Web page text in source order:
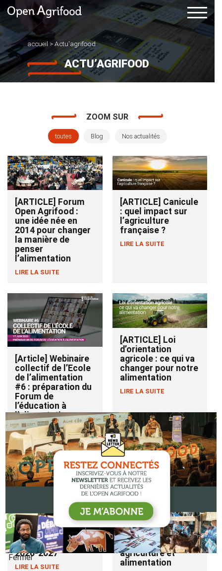
accueil>Actu'agrifood
ACTU’AGRIFOOD
ZOOM SUR
toutes Blog Nos actualités
[ARTICLE] Forum
Open Agrifood :
une idée née en
2014 pour changer
la manière de
penser
l’alimentation
LIRE LA SUITE
[ARTICLE] Canicule
: quel impact sur
l’agriculture
française ?
LIRE LA SUITE
[Article] Webinaire
collectif de l’Ecole
de l’alimentation
#6 : préparation du
Forum de
l’éducation à
l’alimentation
LIRE LA SUITE
[ARTICLE] Loi
d’orientation
agricole : ce qui va
changer pour notre
alimentation
LIRE LA SUITE
[Actualité] L’École
de l’alimentation
change d’échelle :
plus de 20 000
élèves sensibilisés
dès la rentrée
2026-2027
LIRE LA SUITE
[Actualité] « Coup
de cœur JNAgri
2026 » : une
reconnaissance
pour un événement
qui reconnecte
agriculture et
alimentation
Fermer